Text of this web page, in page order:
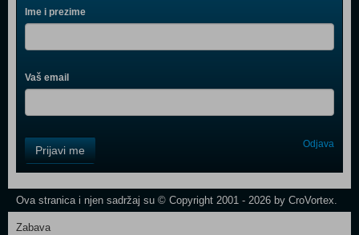
Ime i prezime
Vaš email
Field
One
Prijavi me Odjava
Ova stranica i njen sadržaj su © Copyright 2001 - 2026 by CroVortex.
Zabava